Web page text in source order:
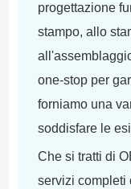
progettazione
stampo, allo
one-stop per
forniamo una
soddisfare le
Che si tratti di
servizi completi